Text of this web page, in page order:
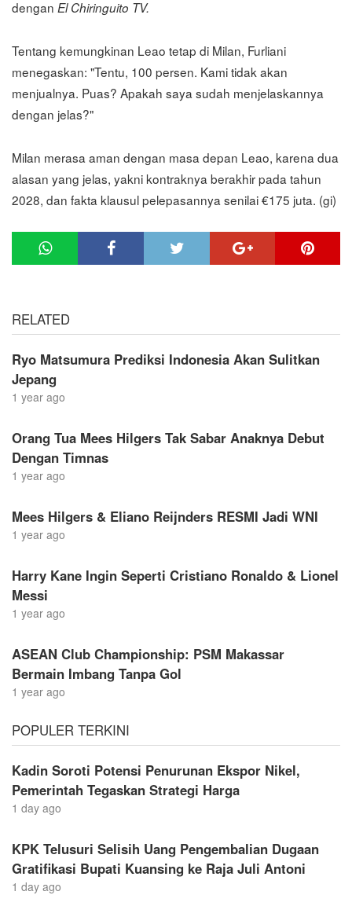
dengan El Chiringuito TV.
Tentang kemungkinan Leao tetap di Milan, Furliani
menegaskan: "Tentu, 100 persen. Kami tidak akan
menjualnya. Puas? Apakah saya sudah menjelaskannya
dengan jelas?"
Milan merasa aman dengan masa depan Leao, karena dua
alasan yang jelas, yakni kontraknya berakhir pada tahun
2028, dan fakta klausul pelepasannya senilai €175 juta. (gi)
RELATED
Ryo Matsumura Prediksi Indonesia Akan Sulitkan
Jepang
1 year ago
Orang Tua Mees Hilgers Tak Sabar Anaknya Debut
Dengan Timnas
1 year ago
Mees Hilgers & Eliano Reijnders RESMI Jadi WNI
1 year ago
Harry Kane Ingin Seperti Cristiano Ronaldo & Lionel
Messi
1 year ago
ASEAN Club Championship: PSM Makassar
Bermain Imbang Tanpa Gol
1 year ago
POPULER TERKINI
Kadin Soroti Potensi Penurunan Ekspor Nikel,
Pemerintah Tegaskan Strategi Harga
1 day ago
KPK Telusuri Selisih Uang Pengembalian Dugaan
Gratifikasi Bupati Kuansing ke Raja Juli Antoni
1 day ago